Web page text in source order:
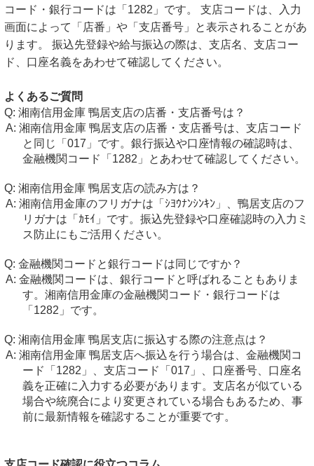
コード・銀行コードは「1282」です。 支店コードは、入力
画面によって「店番」や「支店番号」と表示されることがあ
ります。 振込先登録や給与振込の際は、支店名、支店コー
ド、口座名義をあわせて確認してください。
よくあるご質問
湘南信用金庫 鴨居支店の店番・支店番号は？
湘南信用金庫 鴨居支店の店番・支店番号は、支店コード
と同じ「017」です。銀行振込や口座情報の確認時は、
金融機関コード「1282」とあわせて確認してください。
湘南信用金庫 鴨居支店の読み方は？
湘南信用金庫のフリガナは「ｼﾖｳﾅﾝｼﾝｷﾝ」、鴨居支店のフ
リガナは「ｶﾓｲ」です。振込先登録や口座確認時の入力ミ
ス防止にもご活用ください。
金融機関コードと銀行コードは同じですか？
金融機関コードは、銀行コードと呼ばれることもありま
す。湘南信用金庫の金融機関コード・銀行コードは
「1282」です。
湘南信用金庫 鴨居支店に振込する際の注意点は？
湘南信用金庫 鴨居支店へ振込を行う場合は、金融機関コ
ード「1282」、支店コード「017」、口座番号、口座名
義を正確に入力する必要があります。支店名が似ている
場合や統廃合により変更されている場合もあるため、事
前に最新情報を確認することが重要です。